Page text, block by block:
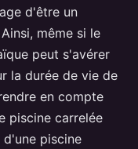
d'être un
même si le
peut s'avérer
la durée de vie de
en compte
piscine carrelée
piscine